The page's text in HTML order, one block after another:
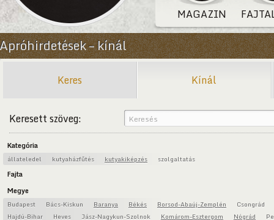
MAGAZIN
Apróhirdetések – kínál
Keres Kínál
Keresett szöveg:
Kategória
állateledel kutyaházfűtés kutyakiképzés szolgaltatás
Fajta
Megye
Budapest Bács-Kiskun Baranya Békés Borsod-Abaúj-Zemplén
Csongrád
Hajdú-Bihar
Heves Jász-Nagykun-Szolnok Komárom-Esztergom Nógrád